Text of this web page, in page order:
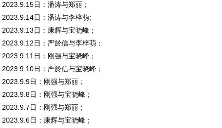
2023.9.15日：潘涛与郑丽；
2023.9.14日：潘涛与李梓萌;
2023.9.13日：康辉与宝晓峰；
2023.9.12日：严於信与李梓萌；
2023.9.11日：刚强与宝晓峰；
2023.9.10日：严於信与宝晓峰；
2023.9.9日：刚强与郑丽；
2023.9.8日：刚强与宝晓峰；
2023.9.7日：刚强与郑丽；
2023.9.6日：康辉与宝晓峰；